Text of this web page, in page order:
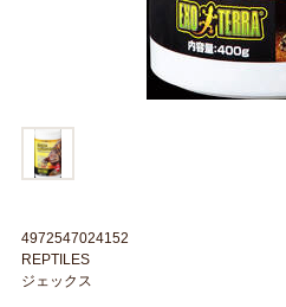
4972547024152
REPTILES
ジェックス